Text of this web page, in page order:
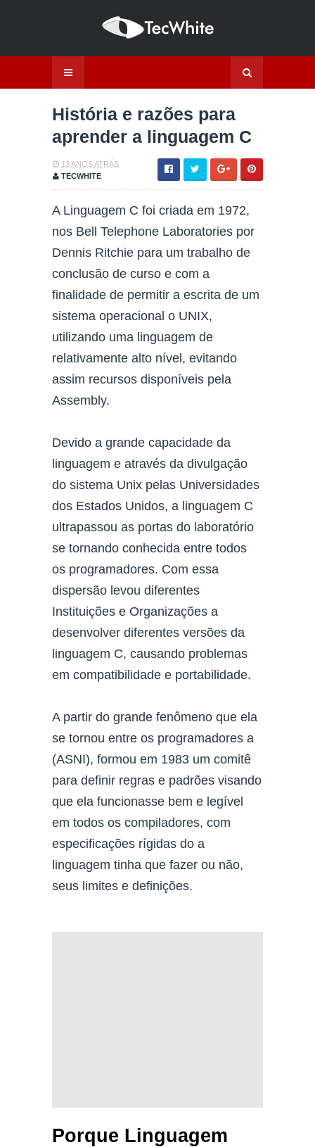
História e razões para
aprender a linguagem C
13 ANOS ATRÁS
TECWHITE
A Linguagem C foi criada em 1972,
nos Bell Telephone Laboratories por
Dennis Ritchie para um trabalho de
conclusão de curso e com a
finalidade de permitir a escrita de um
sistema operacional o UNIX,
utilizando uma linguagem de
relativamente alto nível, evitando
assim recursos disponíveis pela
Assembly.
Devido a grande capacidade da
linguagem e através da divulgação
do sistema Unix pelas Universidades
dos Estados Unidos, a linguagem C
ultrapassou as portas do laboratório
se tornando conhecida entre todos
os programadores. Com essa
dispersão levou diferentes
Instituições e Organizações a
desenvolver diferentes versões da
linguagem C, causando problemas
em compatibilidade e portabilidade.
A partir do grande fenômeno que ela
se tornou entre os programadores a
(ASNI), formou em 1983 um comitê
para definir regras e padrões visando
que ela funcionasse bem e legível
em todos os compiladores, com
especificações rígidas do a
linguagem tinha que fazer ou não,
seus limites e definições.
Porque Linguagem